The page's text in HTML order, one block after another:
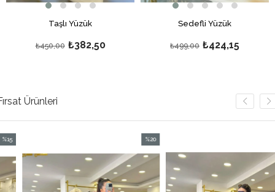
Taşlı Yüzük
₺382,50
₺450,00
Sedefli Yüzük
₺424,15
₺499,00
Ürünleri
%20İndirim